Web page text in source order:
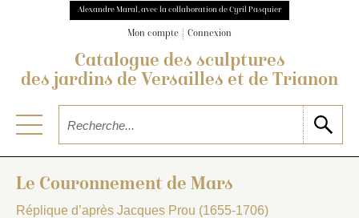
Alexandre Maral, avec la collaboration de Cyril Pasquier
Mon compte Connexion
Catalogue des sculptures
des jardins de Versailles et de Trianon
Le Couronnement de Mars
Réplique d’après Jacques Prou (1655-1706)